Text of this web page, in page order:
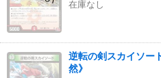
在庫なし
逆転の剣スカイソ
然》